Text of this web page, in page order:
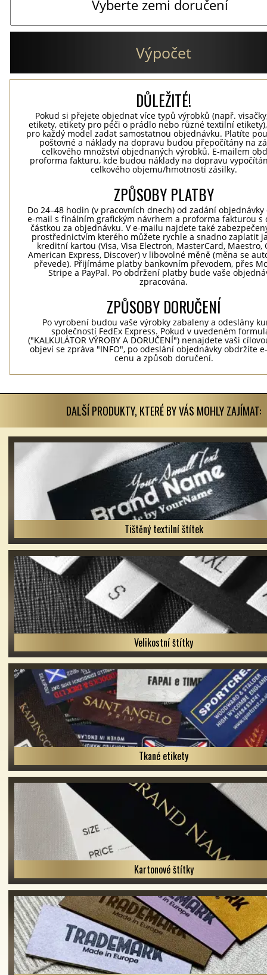
Výpočet
DŮLEŽITÉ!
Pokud si přejete objednat více typů výrobků (např.
etikety, etikety pro péči o prádlo nebo různé textilní
pro každý model zadat samostatnou objednávku. Platíte
poštovné a náklady na dopravu budou přepočítány na
celkového množství objednaných výrobků. E-mailem
proforma fakturu, kde budou náklady na dopravu
celkového objemu/hmotnosti zásilky.
ZPŮSOBY PLATBY
Do 24–48 hodin (v pracovních dnech) od zadání
e-mail s finálním grafickým návrhem a proforma fakturou s
částkou za objednávku. V e-mailu najdete také
prostřednictvím kterého můžete rychle a snadno zaplatit
kreditní kartou (Visa, Visa Electron, MasterCard, Maestro,
American Express, Discover) v libovolné měně (měna se
převede). Přijímáme platby bankovním převodem, přes
Stripe a PayPal. Po obdržení platby bude vaše
zpracována.
ZPŮSOBY DORUČENÍ
Po vyrobení budou vaše výrobky zabaleny a odeslány
společností FedEx Express. Pokud v uvedeném
("KALKULÁTOR VÝROBY A DORUČENÍ") nenajdete vaši
objeví se zpráva "INFO", po odeslání objednávky obdržíte
cenu a způsob doručení.
DALŠÍ PRODUKTY, KTERÉ BY VÁS MOHLY ZAJÍMAT:
Tištěný textilní štítek
Velikostní štítky
Tkané etikety
Kartonové štítky